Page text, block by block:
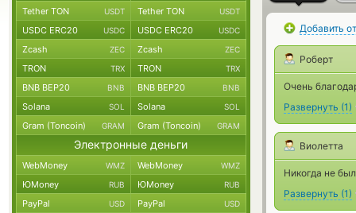
Добавить
Роберт
Очень
Развернуть (1)
Виолетта
Никогда не
Развернуть (1)
Tether TON USDT Tether TON USDT
USDC ERC20 USDC USDC ERC20 USDC
Zcash ZEC Zcash ZEC
TRON TRX TRON TRX
BNB BEP20 BNB BNB BEP20 BNB
Solana SOL Solana SOL
Gram (Toncoin) GRAM Gram (Toncoin) GRAM
Электронные деньги
WebMoney WMZ WebMoney WMZ
ЮMoney RUB ЮMoney RUB
PayPal USD PayPal USD